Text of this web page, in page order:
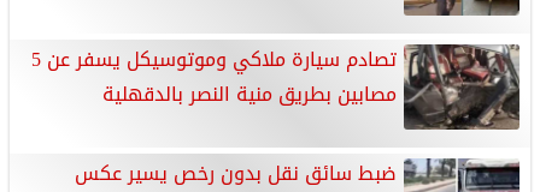
تصادم سيارة ملاكي وموتوسيكل يسفر عن 5
مصابين بطريق منية النصر بالدقهلية
ضبط سائق نقل بدون رخص يسير عكس